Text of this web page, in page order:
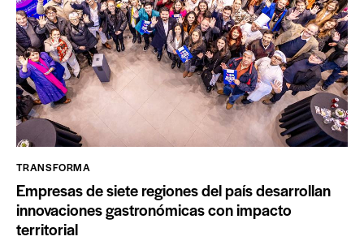
TRANSFORMA
Empresas de siete regiones del país desarrollan
innovaciones gastronómicas con impacto
territorial